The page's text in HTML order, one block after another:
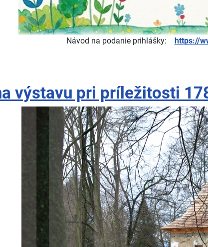
Návod na podanie prihlášky: https://
výstavu pri príležitosti